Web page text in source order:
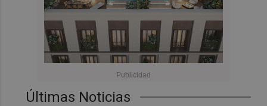
Últimas Noticias